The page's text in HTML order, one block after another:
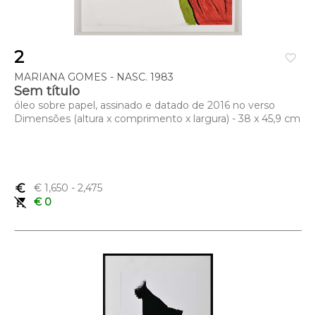
favorite_border
2
MARIANA GOMES - NASC. 1983
Sem título
óleo sobre papel, assinado e datado de 2016 no verso
Dimensões (altura x comprimento x largura) - 38 x 45,9 cm
euro_symbol € 1,650 - 2,475
remove_shopping_cart
€ 0